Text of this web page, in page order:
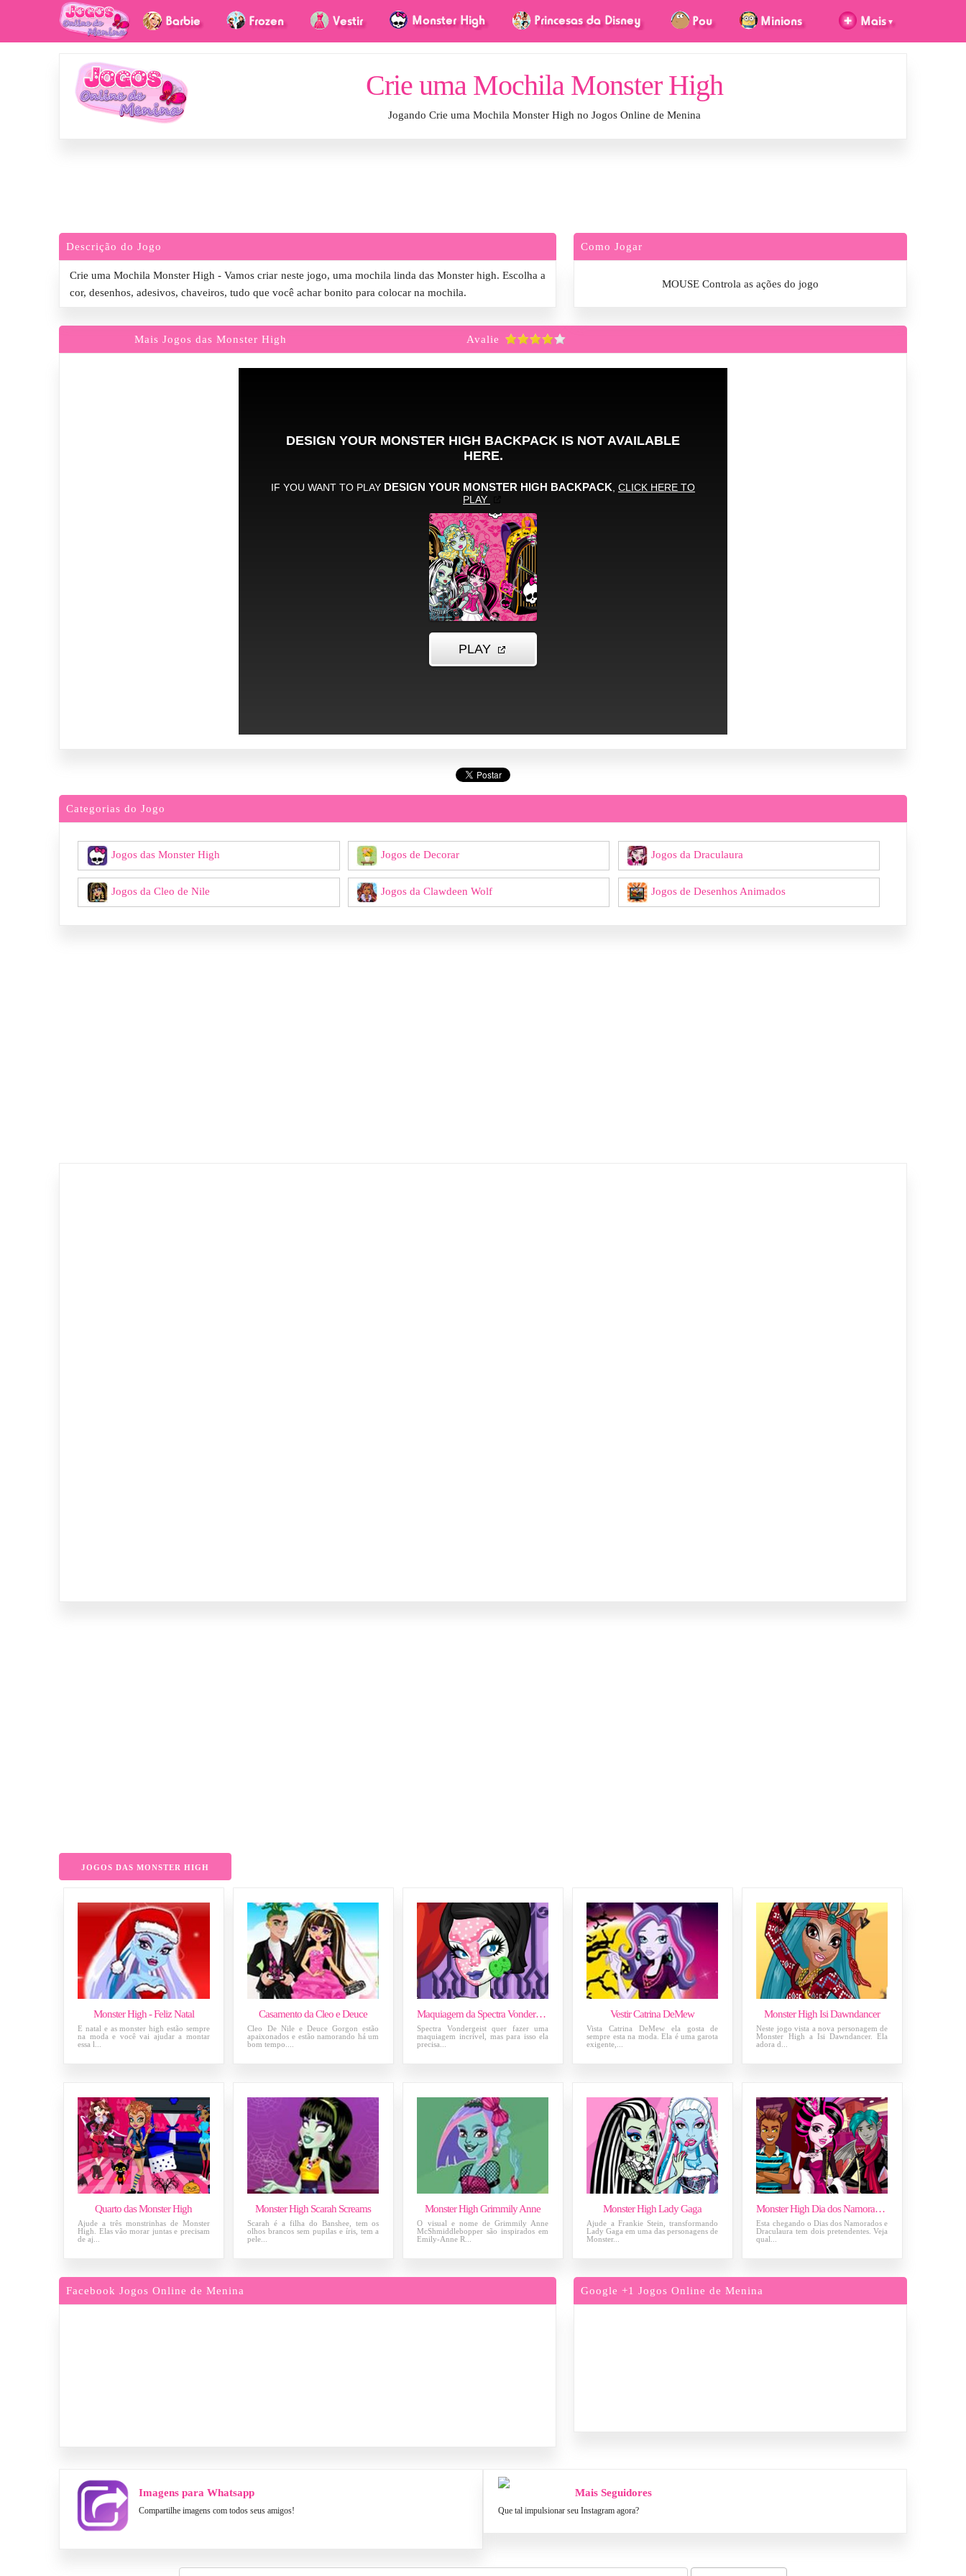
Crie uma Mochila Monster High
Jogando Crie uma Mochila Monster High no Jogos Online de Menina
Descrição do Jogo
Crie uma Mochila Monster High - Vamos criar neste jogo, uma mochila linda das Monster high. Escolha a
cor, desenhos, adesivos, chaveiros, tudo que você achar bonito para colocar na mochila.
Como Jogar
MOUSE Controla as ações do jogo
Mais Jogos das Monster High Avalie
Categorias do Jogo
Jogos das Monster High Jogos de Decorar Jogos da Draculaura
Jogos da Cleo de Nile Jogos da Clawdeen Wolf Jogos de Desenhos Animados
JOGOS DAS MONSTER HIGH
Monster High - Feliz Natal
É natal e as monster high estão sempre
na moda e você vai ajudar a montar
essa l...
Casamento da Cleo e Deuce
Cleo De Nile e Deuce Gorgon estão
apaixonados e estão namorando há um
bom tempo....
Maquiagem da Spectra Vondergeist
Spectra Vondergeist quer fazer uma
maquiagem incrível, mas para isso ela
precisa...
Vestir Catrina DeMew
Vista Catrina DeMew ela gosta de
sempre esta na moda. Ela é uma garota
exigente,...
Monster High Isi Dawndancer
Neste jogo vista a nova personagem de
Monster High a Isi Dawndancer. Ela
adora d...
Quarto das Monster High
Ajude a três monstrinhas de Monster
High. Elas vão morar juntas e precisam
de aj...
Monster High Scarah Screams
Scarah é a filha do Banshee, tem os
olhos brancos sem pupilas e íris, tem a
pele...
Monster High Grimmily Anne
O visual e nome de Grimmily Anne
McShmiddlebopper são inspirados em
Emily-Anne R...
Monster High Lady Gaga
Ajude a Frankie Stein, transformando
Lady Gaga em uma das personagens de
Monster...
Monster High Dia dos Namorados
Esta chegando o Dias dos Namorados e
Draculaura tem dois pretendentes. Veja
qual...
Facebook Jogos Online de Menina Google +1 Jogos Online de Menina
Imagens para Whatsapp
Compartilhe imagens com todos seus amigos!
Mais Seguidores
Que tal impulsionar seu Instagram agora?